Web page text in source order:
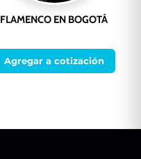
FLAMENCO EN BOGOTÁ
Agregar a cotización